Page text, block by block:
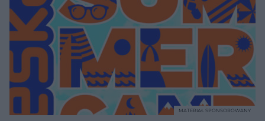
MATERIAŁ SPONSOROWANY